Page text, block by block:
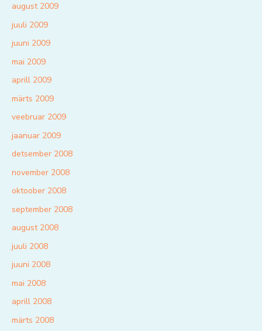
august 2009
juuli 2009
juuni 2009
mai 2009
aprill 2009
märts 2009
veebruar 2009
jaanuar 2009
detsember 2008
november 2008
oktoober 2008
september 2008
august 2008
juuli 2008
juuni 2008
mai 2008
aprill 2008
märts 2008